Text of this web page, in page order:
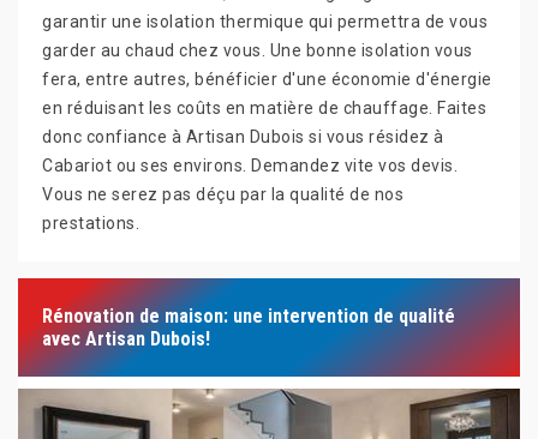
garantir une isolation thermique qui permettra de vous
garder au chaud chez vous. Une bonne isolation vous
fera, entre autres, bénéficier d'une économie d'énergie
en réduisant les coûts en matière de chauffage. Faites
donc confiance à Artisan Dubois si vous résidez à
Cabariot ou ses environs. Demandez vite vos devis.
Vous ne serez pas déçu par la qualité de nos
prestations.
Rénovation de maison: une intervention de qualité
avec Artisan Dubois!